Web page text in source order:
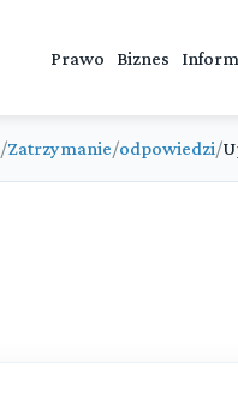
Prawo Biznes
/Zatrzymanie/odpowiedzi/